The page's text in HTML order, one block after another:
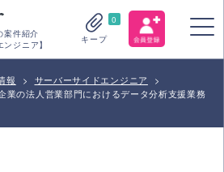
案件紹介
ジニア】
0
キープ
報 > サーバーサイドエンジニア
>
業の法人営業部門におけるデータ分析支援業務